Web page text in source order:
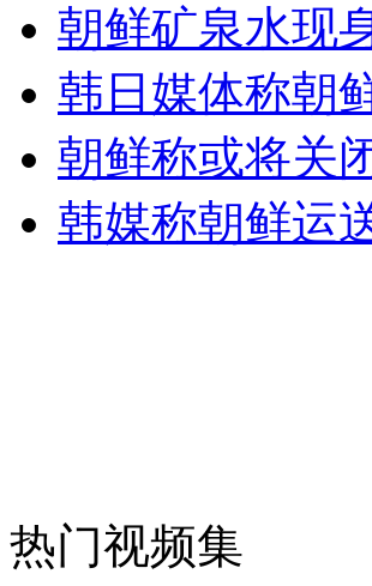
外交部：反对强权政治霸凌主义
外交部：有关国家言论片面不公正
安徽一实载49人客车翻车
纽约上演“枕头大战”
朝鲜矿泉水现
韩日媒体称朝
朝鲜称或将关
韩媒称朝鲜运
热门视频集